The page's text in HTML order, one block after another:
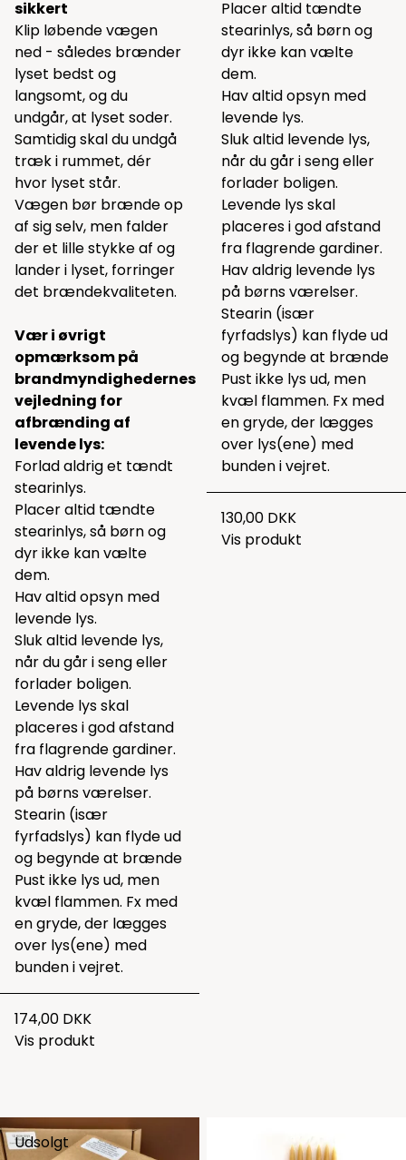
sikkert
Klip løbende vægen
ned - således brænder
lyset bedst og
langsomt, og du
undgår, at lyset soder.
Samtidig skal du undgå
træk i rummet, dér
hvor lyset står.
Vægen bør brænde op
af sig selv, men falder
der et lille stykke af og
lander i lyset, forringer
det brændekvaliteten.
Vær i øvrigt
opmærksom på
brandmyndighedernes
vejledning for
afbrænding af
levende lys:
Forlad aldrig et tændt
stearinlys.
Placer altid tændte
stearinlys, så børn og
dyr ikke kan vælte
dem.
Hav altid opsyn med
levende lys.
Sluk altid levende lys,
når du går i seng eller
forlader boligen.
Levende lys skal
placeres i god afstand
fra flagrende gardiner.
Hav aldrig levende lys
på børns værelser.
Stearin (især
fyrfadslys) kan flyde ud
og begynde at brænde
Pust ikke lys ud, men
kvæl flammen. Fx med
en gryde, der lægges
over lys(ene) med
bunden i vejret.
174,00 DKK
Vis produkt
Placer altid tændte
stearinlys, så børn og
dyr ikke kan vælte
dem.
Hav altid opsyn med
levende lys.
Sluk altid levende lys,
når du går i seng eller
forlader boligen.
Levende lys skal
placeres i god afstand
fra flagrende gardiner.
Hav aldrig levende lys
på børns værelser.
Stearin (især
fyrfadslys) kan flyde ud
og begynde at brænde
Pust ikke lys ud, men
kvæl flammen. Fx med
en gryde, der lægges
over lys(ene) med
bunden i vejret.
130,00 DKK
Vis produkt
Udsolgt